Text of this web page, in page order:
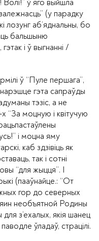
Волі!” ў яго выйшла
(у парадку
лозунг аб’яднальны, бо
бальшыню
і ў выгнанні /
ў “Пуле першага”,
гэта сапраўды
тэзіс, а не
“За моцную і квітучую
і моцна яму
каб здзівіць як
так і сотні
“для жыцця”. І
(пааўнайце.: “От
гор до северных
необъятной Родины
з’ехалых, якія шанец
ўладаў, страцілі.